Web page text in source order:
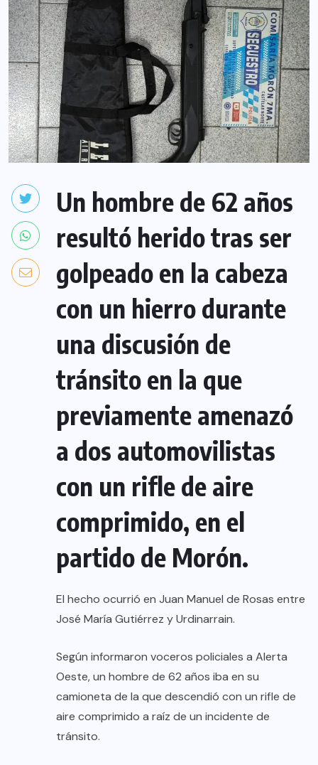
Un hombre de 62 años
resultó herido tras ser
golpeado en la cabeza
con un hierro durante
una discusión de
tránsito en la que
previamente amenazó
a dos automovilistas
con un rifle de aire
comprimido, en el
partido de Morón.
El hecho ocurrió en Juan Manuel de Rosas entre
José María Gutiérrez y Urdinarrain.
Según informaron voceros policiales a Alerta
Oeste, un hombre de 62 años iba en su
camioneta de la que descendió con un rifle de
aire comprimido a raíz de un incidente de
tránsito.